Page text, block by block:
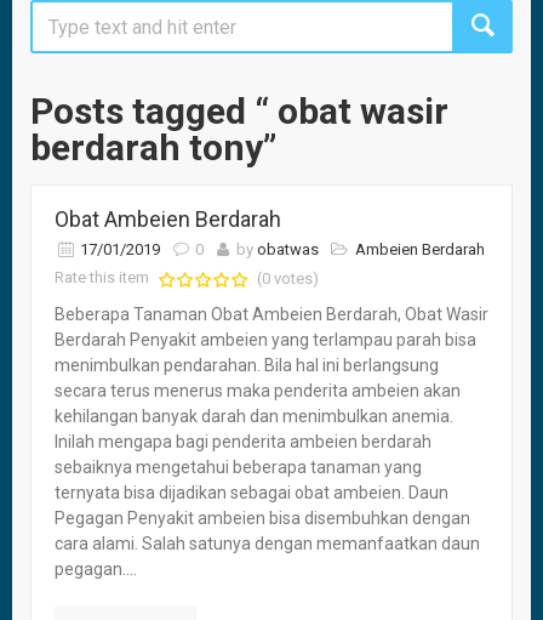
Posts tagged “ obat wasir
berdarah tony”
Obat Ambeien Berdarah
17/01/2019 0 by obatwas
Ambeien Berdarah
Rate this item
(0 votes)
Beberapa Tanaman Obat Ambeien Berdarah, Obat Wasir
Berdarah Penyakit ambeien yang terlampau parah bisa
menimbulkan pendarahan. Bila hal ini berlangsung
secara terus menerus maka penderita ambeien akan
kehilangan banyak darah dan menimbulkan anemia.
Inilah mengapa bagi penderita ambeien berdarah
sebaiknya mengetahui beberapa tanaman yang
ternyata bisa dijadikan sebagai obat ambeien. Daun
Pegagan Penyakit ambeien bisa disembuhkan dengan
cara alami. Salah satunya dengan memanfaatkan daun
pegagan....